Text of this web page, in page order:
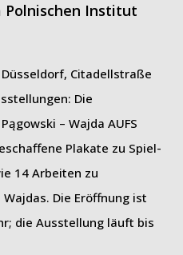
Polnischen Institut
Citadellstraße
Die
– Wajda AUFS
Plakate zu Spiel-
14 Arbeiten zu
Die Eröffnung ist
die Ausstellung läuft bis